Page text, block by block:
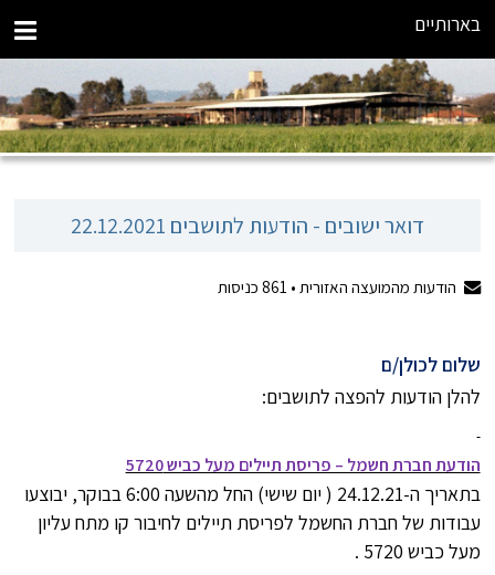
בארותיים
דואר ישובים - הודעות לתושבים 22.12.2021
הודעות מהמועצה האזורית • 861כניסות
שלום לכולן/ם
להלן הודעות להפצה לתושבים:
הודעת חברת חשמל – פריסת תיילים מעל כביש 5720
בתאריך ה-24.12.21 ( יום שישי) החל מהשעה 6:00 בבוקר, יבוצעו
עבודות של חברת החשמל לפריסת תיילים לחיבור קו מתח עליון
מעל כביש 5720 .